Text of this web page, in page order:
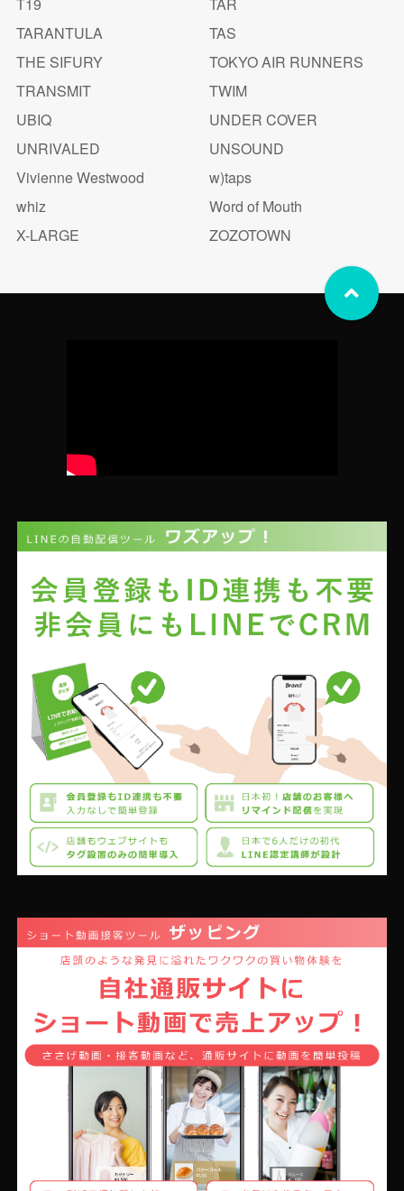
TARANTULA
TAS
THE SIFURY
TOKYO AIR RUNNERS
TRANSMIT
TWIM
UBIQ
UNDER COVER
UNRIVALED
UNSOUND
Vivienne Westwood
w)taps
whiz
Word of Mouth
X-LARGE
ZOZOTOWN